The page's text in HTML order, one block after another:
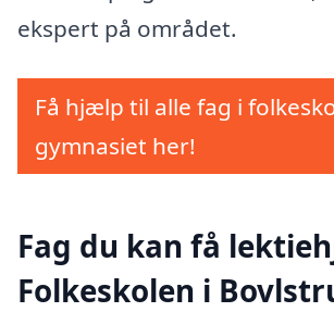
ekspert på området.
Få hjælp til alle fag i
gymnasiet her!
Fag du kan få
Folkeskolen i